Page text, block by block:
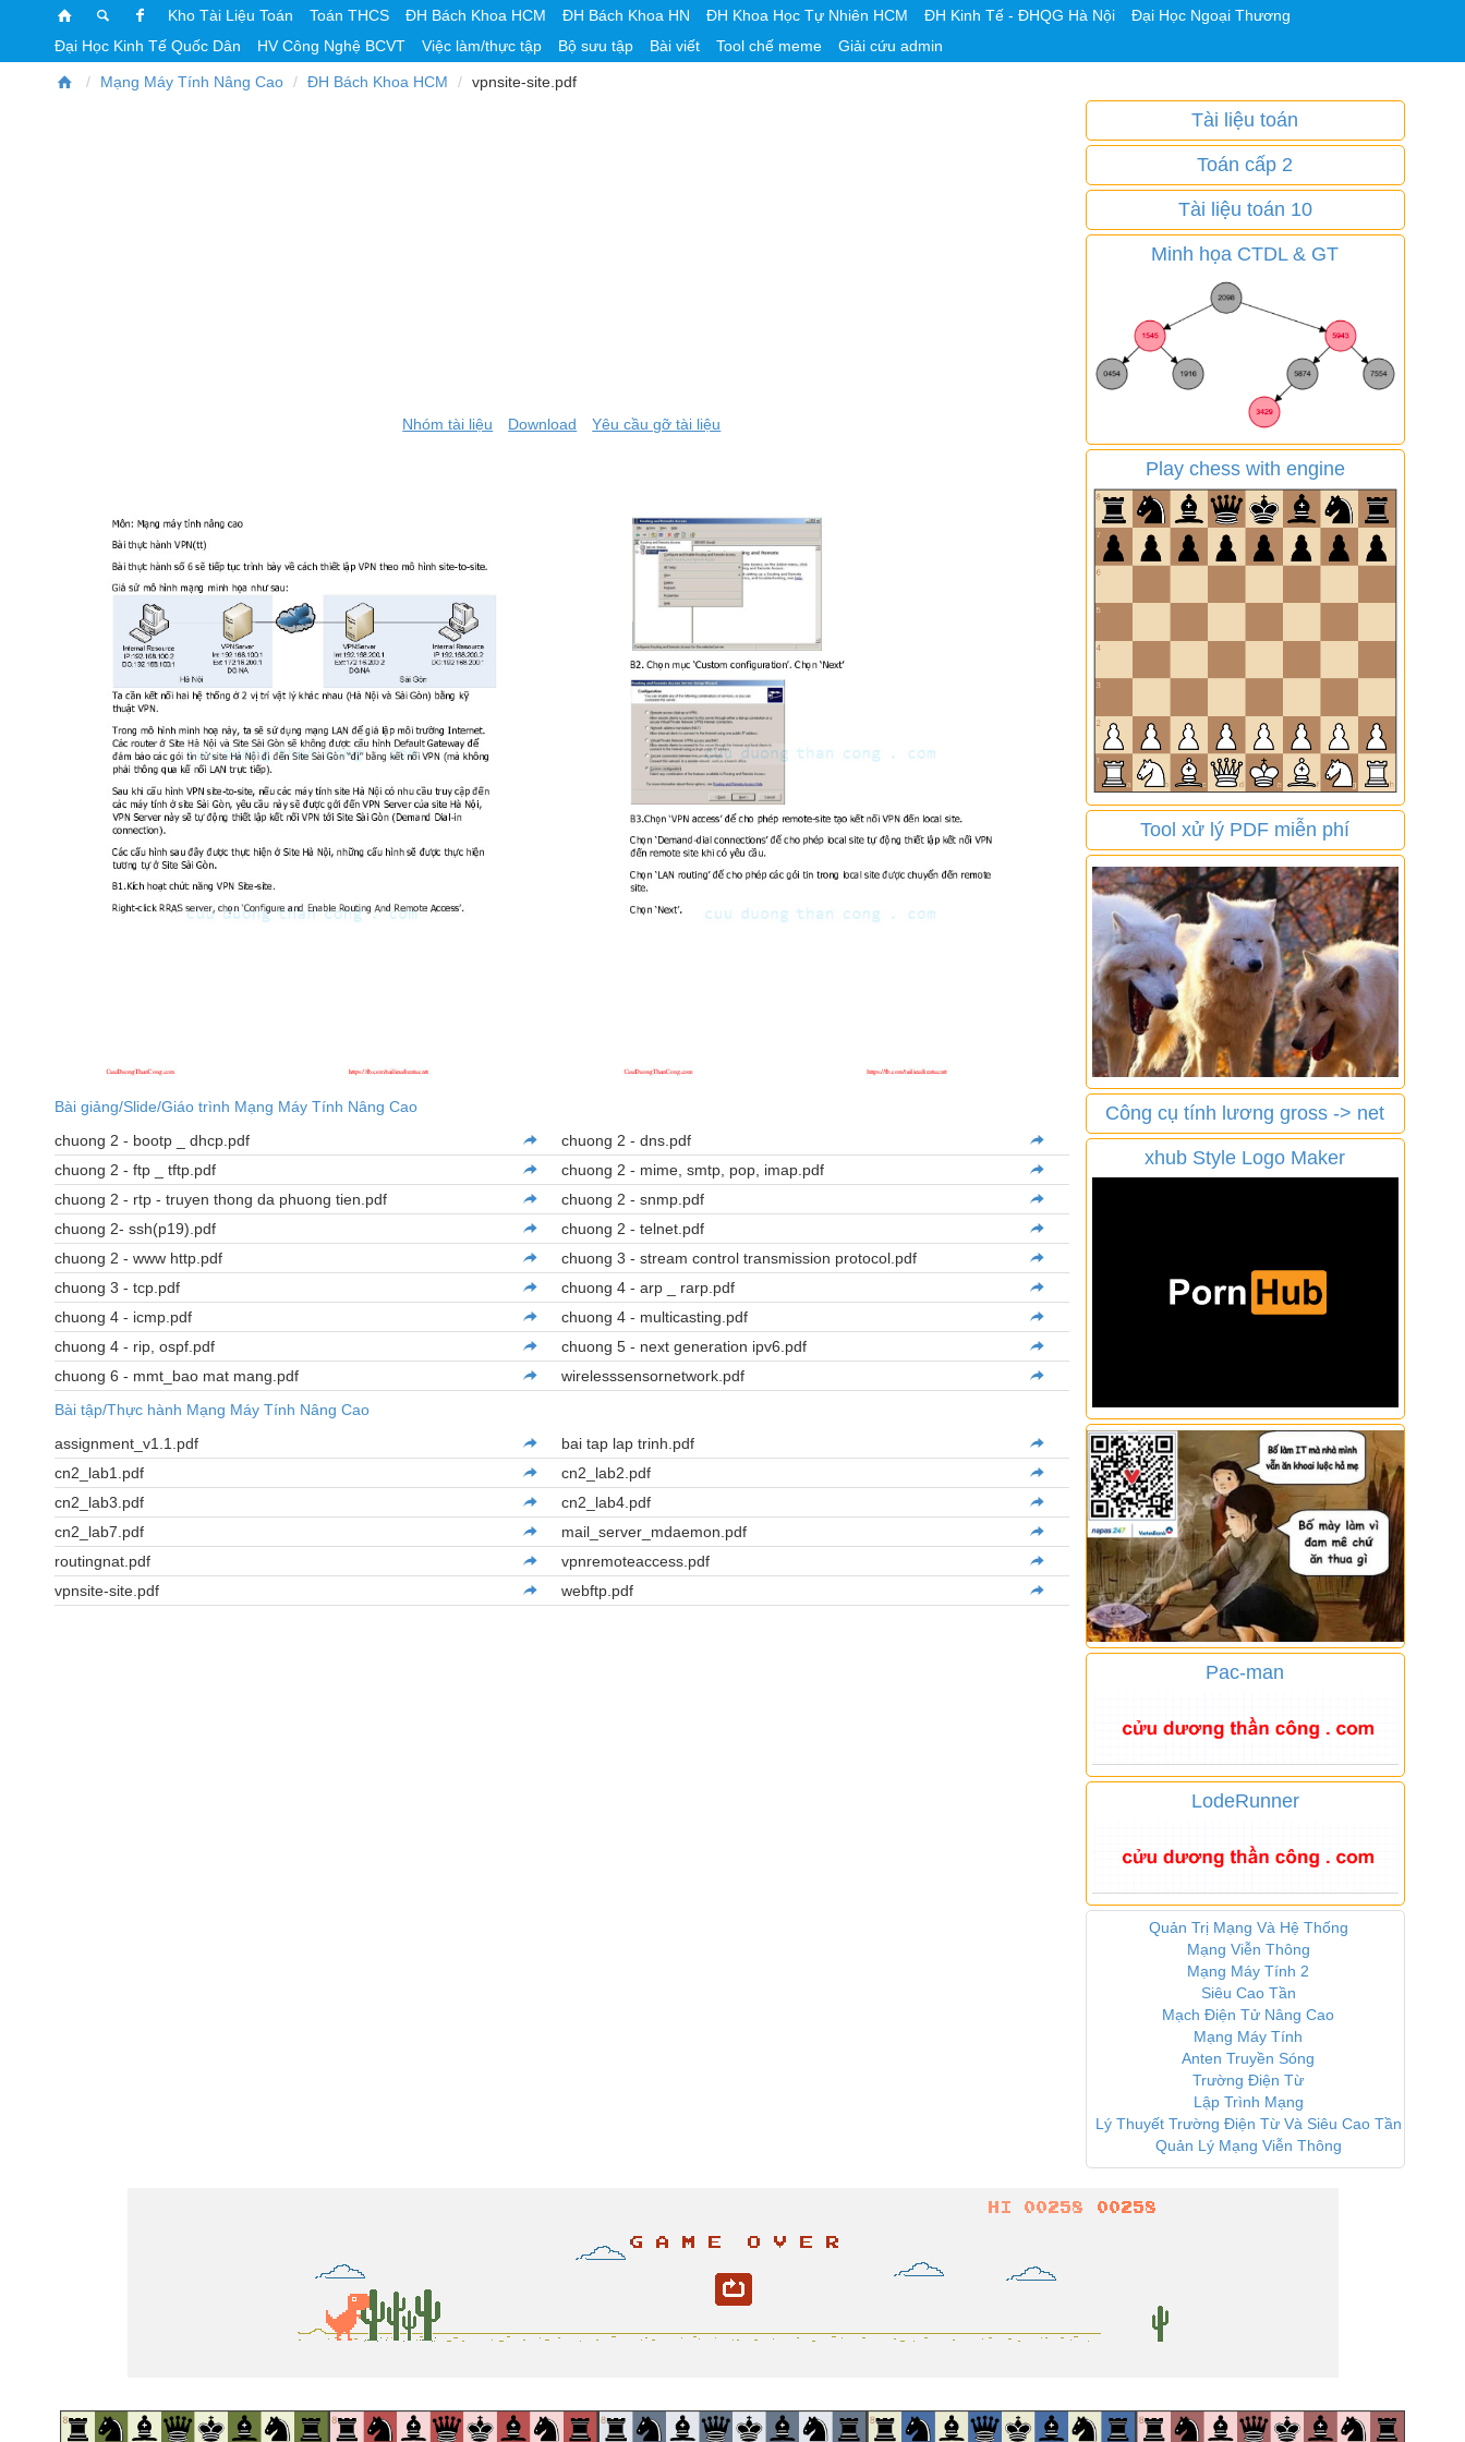
Kho Tài Liệu Toán Toán THCS ĐH Bách Khoa HCM ĐH Bách Khoa HN ĐH Khoa Học Tự Nhiên HCM ĐH Kinh Tế - ĐHQG Hà Nội
Đại Học Ngoại Thương
Đại Học Kinh Tế Quốc Dân
HV Công Nghệ BCVT Việc làm/thực tập Bộ sưu tập Bài viết Tool chế meme Giải cứu admin
Mạng Máy Tính Nâng Cao ĐH Bách Khoa HCM vpnsite-site.pdf
Nhóm tài liệu Download Yêu cầu gỡ tài liệu
Bài giảng/Slide/Giáo trình Mạng Máy Tính Nâng Cao
chuong 2 - bootp _ dhcp.pdf
chuong 2 - dns.pdf
chuong 2 - ftp _ tftp.pdf
chuong 2 - mime, smtp, pop, imap.pdf
chuong 2 - rtp - truyen thong da phuong tien.pdf
chuong 2 - snmp.pdf
chuong 2- ssh(p19).pdf
chuong 2 - telnet.pdf
chuong 2 - www http.pdf
chuong 3 - stream control transmission protocol.pdf
chuong 3 - tcp.pdf
chuong 4 - arp _ rarp.pdf
chuong 4 - icmp.pdf
chuong 4 - multicasting.pdf
chuong 4 - rip, ospf.pdf
chuong 5 - next generation ipv6.pdf
chuong 6 - mmt_bao mat mang.pdf
wirelesssensornetwork.pdf
Bài tập/Thực hành Mạng Máy Tính Nâng Cao
assignment_v1.1.pdf
bai tap lap trinh.pdf
cn2_lab1.pdf
cn2_lab2.pdf
cn2_lab3.pdf
cn2_lab4.pdf
cn2_lab7.pdf
mail_server_mdaemon.pdf
routingnat.pdf
vpnremoteaccess.pdf
vpnsite-site.pdf
webftp.pdf
Tài liệu toán
Toán cấp 2
Tài liệu toán 10
Minh họa CTDL & GT
Play chess with engine
Tool xử lý PDF miễn phí
Công cụ tính lương gross -> net
xhub Style Logo Maker
Pac-man
LodeRunner
Quản Trị Mạng Và Hệ Thống
Mạng Viễn Thông
Mạng Máy Tính 2
Siêu Cao Tần
Mạch Điện Tử Nâng Cao
Mạng Máy Tính
Anten Truyền Sóng
Trường Điện Từ
Lập Trình Mạng
Lý Thuyết Trường Điện Từ Và Siêu Cao Tần
Quản Lý Mạng Viễn Thông